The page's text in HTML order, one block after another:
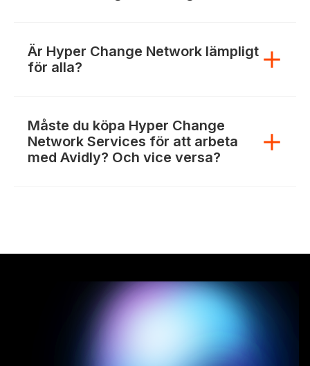
Är Hyper Change Network lämpligt
för alla?
Måste du köpa Hyper Change
Network Services för att arbeta
med Avidly? Och vice versa?